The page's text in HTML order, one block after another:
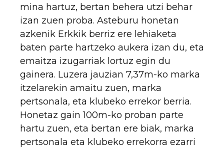
mina hartuz, bertan behera utzi behar
izan zuen proba. Asteburu honetan
azkenik Erkkik berriz ere lehiaketa
baten parte hartzeko aukera izan du, eta
emaitza izugarriak lortuz egin du
gainera. Luzera jauzian 7,37m-ko marka
itzelarekin amaitu zuen, marka
pertsonala, eta klubeko errekor berria.
Honetaz gain 100m-ko proban parte
hartu zuen, eta bertan ere biak, marka
pertsonala eta klubeko errekorra ezarri